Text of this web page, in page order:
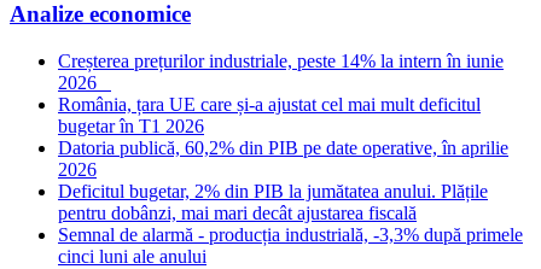
Analize economice
Creșterea prețurilor industriale, peste 14% la intern în iunie
2026
România, țara UE care și-a ajustat cel mai mult deficitul
bugetar în T1 2026
Datoria publică, 60,2% din PIB pe date operative, în aprilie
2026
Deficitul bugetar, 2% din PIB la jumătatea anului. Plățile
pentru dobânzi, mai mari decât ajustarea fiscală
Semnal de alarmă - producția industrială, -3,3% după primele
cinci luni ale anului